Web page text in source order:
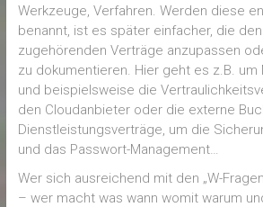
Werkzeuge, Verfahren. Werden diese
benannt, ist es später einfacher, die
zugehörenden Verträge anzupassen
zu dokumentieren. Hier geht es z.B.
und beispielsweise die
den Cloudanbieter oder die externe
Dienstleistungsverträge, um die
und das Passwort-Management…
Wer sich ausreichend mit den „W-
– wer macht was wann womit warum